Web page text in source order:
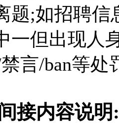
题;如招聘信
一但出现人
言/ban等处
接内容说明: